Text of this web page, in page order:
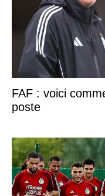
FAF : voici
poste